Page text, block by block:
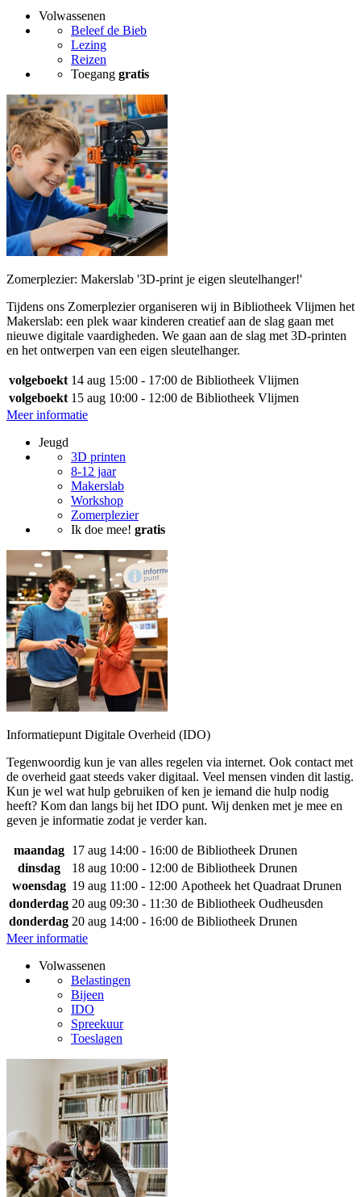
Volwassenen
Beleef de Bieb
Lezing
Reizen
Toegang gratis
Zomerplezier: Makerslab '3D-print je eigen sleutelhanger!'
Tijdens ons Zomerplezier organiseren wij in Bibliotheek Vlijmen het
Makerslab: een plek waar kinderen creatief aan de slag gaan met
nieuwe digitale vaardigheden. We gaan aan de slag met 3D-printen
en het ontwerpen van een eigen sleutelhanger.
volgeboekt 14 aug 15:00 - 17:00 de Bibliotheek Vlijmen
volgeboekt 15 aug 10:00 - 12:00 de Bibliotheek Vlijmen
Meer informatie
Jeugd
3D printen
8-12 jaar
Makerslab
Workshop
Zomerplezier
Ik doe mee! gratis
Informatiepunt Digitale Overheid (IDO)
Tegenwoordig kun je van alles regelen via internet. Ook contact met
de overheid gaat steeds vaker digitaal. Veel mensen vinden dit lastig.
Kun je wel wat hulp gebruiken of ken je iemand die hulp nodig
heeft? Kom dan langs bij het IDO punt. Wij denken met je mee en
geven je informatie zodat je verder kan.
maandag 17 aug 14:00 - 16:00 de Bibliotheek Drunen
dinsdag
18 aug 10:00 - 12:00 de Bibliotheek Drunen
woensdag 19 aug 11:00 - 12:00 Apotheek het Quadraat Drunen
donderdag 20 aug 09:30 - 11:30 de Bibliotheek Oudheusden
donderdag 20 aug 14:00 - 16:00 de Bibliotheek Drunen
Meer informatie
Volwassenen
Belastingen
Bijeen
IDO
Spreekuur
Toeslagen